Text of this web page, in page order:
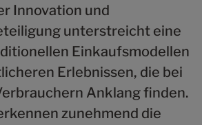
Innovation und
unterstreicht eine
Einkaufsmodellen
Erlebnissen, die bei
Anklang finden.
zunehmend die